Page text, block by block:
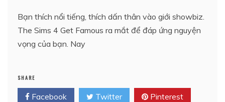
Bạn thích nổi tiếng, thích dấn thân vào giới showbiz.
The Sims 4 Get Famous ra mắt để đáp ứng nguyện
vọng của bạn. Nay
SHARE
Facebook Twitter Pinterest